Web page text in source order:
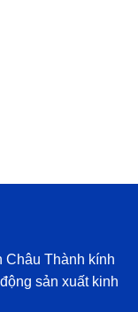
Châu Thành kính
sản xuất kinh